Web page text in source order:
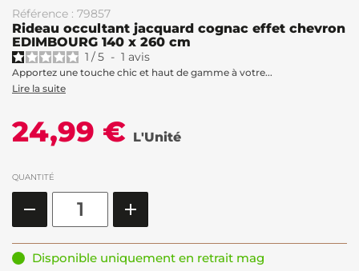
Référence : 79857
Rideau occultant jacquard cognac effet chevron
EDIMBOURG 140 x 260 cm
1 /5 - 1 avis
Apportez une touche chic et haut de gamme à votre...
Lire la suite
24,99 € L'Unité
QUANTITÉ
Disponible uniquement en retrait mag